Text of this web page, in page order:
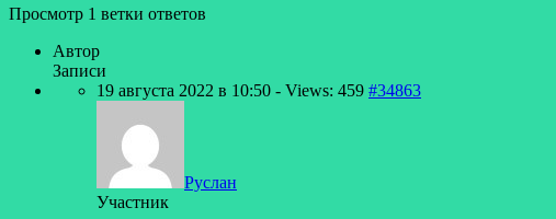
Просмотр 1 ветки ответов
Автор
Записи
19 августа 2022 в 10:50 - Views: 459 #34863
Руслан
Участник